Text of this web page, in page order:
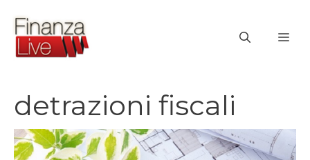
contenuto
detrazioni fiscali